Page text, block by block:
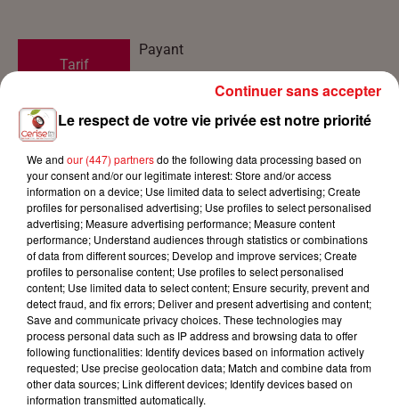
Tarif
Payant
Lieu
68330 Huningue
Organisateur
Le Triangle
03 89 89 98 20
Le respect de votre vie privée est notre priorité
We and our (447) partnersdo the following data processing based on
your consent and/or our legitimate interest: Store and/or access
information on a device; Use limited data to select advertising; Create
profiles for personalised advertising; Use profiles to select personalised
advertising; Measure advertising performance; Measure content
performance; Understand audiences through statistics or combinations
of data from different sources; Develop and improve services; Create
profiles to personalise content; Use profiles to select personalised
content; Use limited data to select content; Ensure security, prevent and
detect fraud, and fix errors; Deliver and present advertising and content;
Save and communicate privacy choices. These technologies may
process personal data such as IP address and browsing data to offer
following functionalities: Identify devices based on information actively
requested; Use precise geolocation data; Match and combine data from
other data sources; Link different devices; Identify devices based on
information transmitted automatically.
Continuer sans accepter